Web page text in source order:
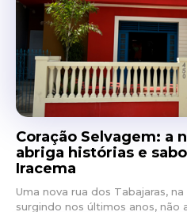
Coração Selvagem: a
abriga histórias e
Iracema
Uma nova rua dos Tabajaras,
surgindo nos últimos anos, não